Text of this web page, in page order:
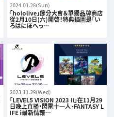
2024.01.28(Sun)
「hololive」節分大會＆單獨品牌商店
從2月10日(六)開啓！特典插圖是「い
ろはにほへっ…
2023.11.29(Wed)
「LEVEL5 VISION 2023 II」在11月29
日晚上直播，閃電十一人、FANTASY L
IFE i最新情報…